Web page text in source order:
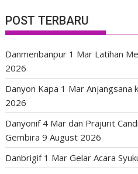
POST TERBARU
Danmenbanpur 1 Mar Latihan
2026
Danyon Kapa 1 Mar Anjangsana
2026
Danyonif 4 Mar dan Prajurit
Gembira 9 August 2026
Danbrigif 1 Mar Gelar Acara